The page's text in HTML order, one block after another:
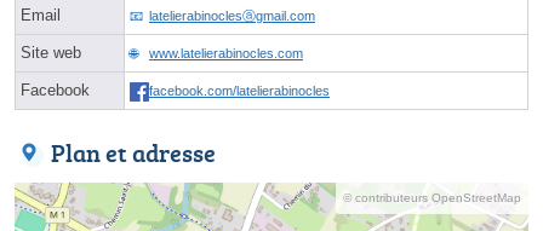
Email latelierabinoclesⓐgmail.com
Site web www.latelierabinocles.com
Facebook facebook.com/latelierabinocles
Plan et adresse
© contributeurs OpenStreetMap